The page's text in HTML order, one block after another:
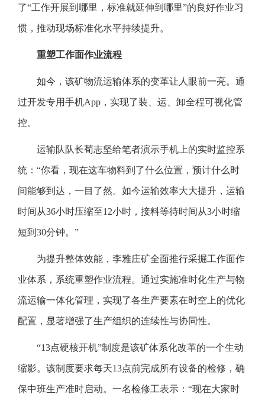
了“工作开展到哪里，标准就延伸到哪里”的良好作业习
惯，推动现场标准化水平持续提升。
重塑工作面作业流程
如今，该矿物流运输体系的变革让人眼前一亮。通
过开发专用手机App，实现了装、运、卸全程可视化管
控。
运输队队长荀志坚给笔者演示手机上的实时监控系
统：“你看，现在这车物料到了什么位置，预计什么时
间能够到达，一目了然。如今运输效率大大提升，运输
时间从36小时压缩至12小时，接料等待时间从3小时缩
短到30分钟。”
为提升整体效能，李雅庄矿全面推行采掘工作面作
业体系，系统重塑作业流程。通过实施准时化生产与物
流运输一体化管理，实现了各生产要素在时空上的优化
配置，显著增强了生产组织的连续性与协同性。
“13点硬核开机”制度是该矿体系化改革的一个生动
缩影。该制度要求每天13点前完成所有设备的检修，确
保中班生产准时启动。一名检修工表示：“现在大家时